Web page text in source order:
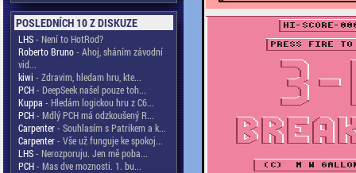
POSLEDNÍCH 10 Z DISKUZE
LHS- Není to HotRod?
Roberto Bruno- Ahoj, sháním závodní
vid...
kiwi - Zdravim, hledam hru, kte...
PCH- DeepSeek našel pouze toh...
Kuppa - Hledám logickou hru z C6...
PCH- Mdlý PCH má odzkoušený R...
Carpenter- Souhlasím s Patrikem a k...
Carpenter- Vše už funguje ke spokoj...
LHS- Nerozporuju. Jen mě poba...
PCH- Mas dve moznosti. 1. bu...